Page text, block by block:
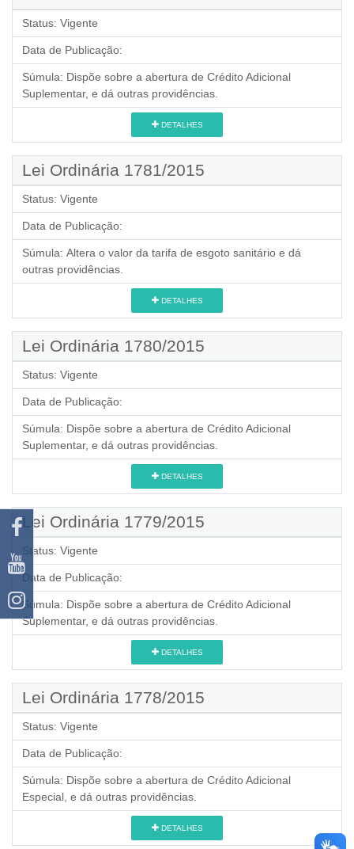
Status: Vigente
Data de Publicação:
Súmula: Dispõe sobre a abertura de Crédito Adicional
Suplementar, e dá outras providências.
DETALHES
Lei Ordinária 1781/2015
Status: Vigente
Data de Publicação:
Súmula: Altera o valor da tarifa de esgoto sanitário e dá
outras providências.
DETALHES
Lei Ordinária 1780/2015
Status: Vigente
Data de Publicação:
Súmula: Dispõe sobre a abertura de Crédito Adicional
Suplementar, e dá outras providências.
DETALHES
Lei Ordinária 1779/2015
Status: Vigente
Data de Publicação:
Súmula: Dispõe sobre a abertura de Crédito Adicional
Suplementar, e dá outras providências.
DETALHES
Lei Ordinária 1778/2015
Status: Vigente
Data de Publicação:
Súmula: Dispõe sobre a abertura de Crédito Adicional
Especial, e dá outras providências.
DETALHES